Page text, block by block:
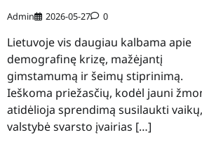
Admin 2026-05-27 0
Lietuvoje vis daugiau kalbama apie
demografinę krizę, mažėjantį
gimstamumą ir šeimų stiprinimą.
Ieškoma priežasčių, kodėl jauni
atidėlioja sprendimą susilaukti
valstybė svarsto įvairias […]